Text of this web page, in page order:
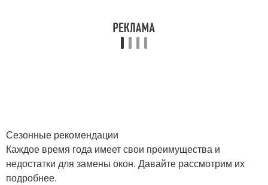
Сезонные рекомендации
Каждое время года имеет свои преимущества и
недостатки для замены окон. Давайте рассмотрим их
подробнее.